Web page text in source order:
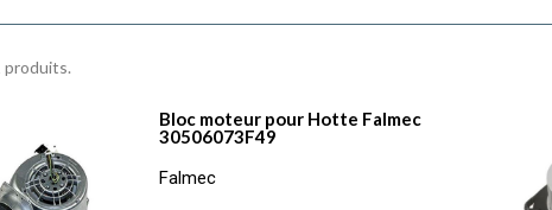
produits.
Bloc moteur pour Hotte Falmec
30506073F49
Falmec